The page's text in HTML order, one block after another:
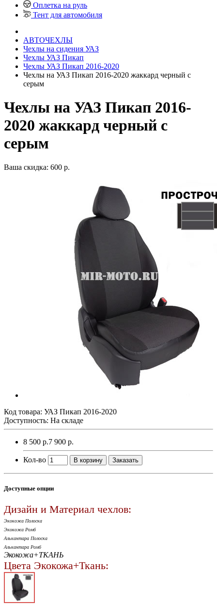
Оплетка на руль
Тент для автомобиля
АВТОЧЕХЛЫ
Чехлы на сидения УАЗ
Чехлы УАЗ Пикап
Чехлы УАЗ Пикап 2016-2020
Чехлы на УАЗ Пикап 2016-2020 жаккард черный с
серым
Чехлы на УАЗ Пикап 2016-
2020 жаккард черный с
серым
Ваша скидка: 600 р.
Код товара: УАЗ Пикап 2016-2020
Доступность: На складе
8 500 р.7 900 р.
Кол-во В корзину Заказать
Доступные опции
Дизайн и Материал чехлов:
Экокожа Полоска
Экокожа Ромб
Алькантара Полоска
Алькантара Ромб
Экокожа+ТКАНЬ
Цвета Экокожа+Ткань: